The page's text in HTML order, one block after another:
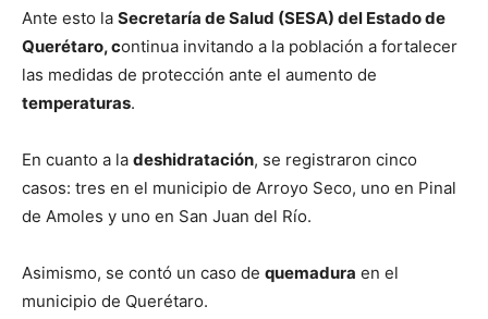
Ante esto la Secretaría de Salud (SESA) del Estado de
Querétaro, continua invitando a la población a fortalecer
las medidas de protección ante el aumento de
temperaturas.
En cuanto a la deshidratación, se registraron cinco
casos: tres en el municipio de Arroyo Seco, uno en Pinal
de Amoles y uno en San Juan del Río.
Asimismo, se contó un caso de quemadura en el
municipio de Querétaro.